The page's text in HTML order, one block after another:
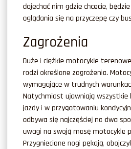
dojechać nim gdzie chcecie,
oglądania się na przyczepę czy
Zagrożenia
Duże i ciężkie motocykle
rodzi określone zagrożenia.
wymagające w trudnych
Natychmiast ujawniają wszystkie
jazdy i w przygotowaniu
odbywa się najczęściej na dwa
uwagi na swoją masę motocykle
Przygniecione nogi pękają,